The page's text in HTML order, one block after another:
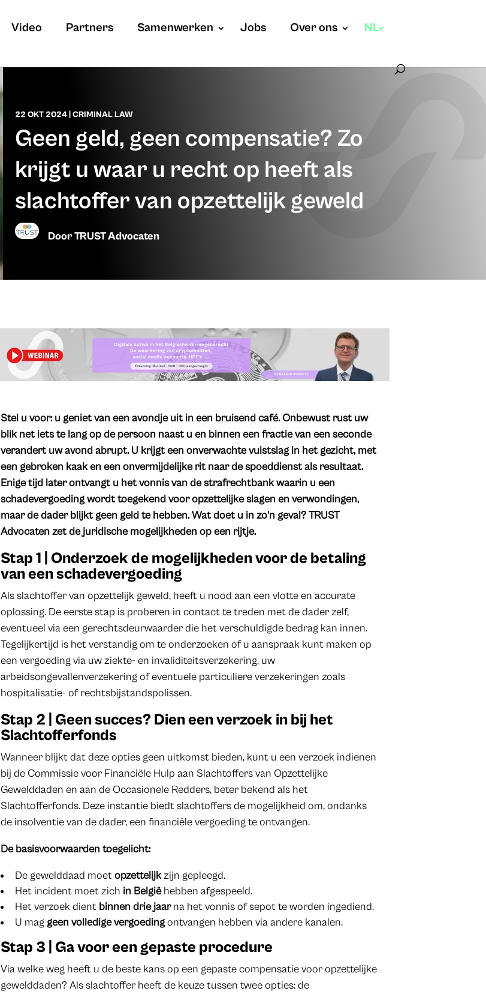
Video Partners Samenwerken Jobs Over ons NL
22 OKT 2024| CRIMINAL LAW
Geen geld, geen compensatie? Zo
krijgt u waar u recht op heeft als
slachtoffer van opzettelijk geweld
DoorTRUST Advocaten
Stel u voor: u geniet van een avondje uit in een bruisend café. Onbewust rust uw
blik net iets te lang op de persoon naast u en binnen een fractie van een seconde
verandert uw avond abrupt. U krijgt een onverwachte vuistslag in het gezicht, met
een gebroken kaak en een onvermijdelijke rit naar de spoeddienst als resultaat.
Enige tijd later ontvangt u het vonnis van de strafrechtbank waarin u een
schadevergoeding wordt toegekend voor opzettelijke slagen en verwondingen,
maar de dader blijkt geen geld te hebben. Wat doet u in zo'n geval? TRUST
Advocaten zet de juridische mogelijkheden op een rijtje.
Stap 1 | Onderzoek de mogelijkheden voor de betaling
van een schadevergoeding
Als slachtoffer van opzettelijk geweld, heeft u nood aan een vlotte en accurate
oplossing. De eerste stap is proberen in contact te treden met de dader zelf,
eventueel via een gerechtsdeurwaarder die het verschuldigde bedrag kan innen.
Tegelijkertijd is het verstandig om te onderzoeken of u aanspraak kunt maken op
een vergoeding via uw ziekte- en invaliditeitsverzekering, uw
arbeidsongevallenverzekering of eventuele particuliere verzekeringen zoals
hospitalisatie- of rechtsbijstandspolissen.
Stap 2 | Geen succes? Dien een verzoek in bij het
Slachtofferfonds
Wanneer blijkt dat deze opties geen uitkomst bieden, kunt u een verzoek indienen
bij de Commissie voor Financiële Hulp aan Slachtoffers van Opzettelijke
Gewelddaden en aan de Occasionele Redders, beter bekend als het
Slachtofferfonds. Deze instantie biedt slachtoffers de mogelijkheid om, ondanks
de insolventie van de dader, een financiële vergoeding te ontvangen.
De basisvoorwaarden toegelicht:
De gewelddaad moetopzettelijkzijn gepleegd.
Het incident moet zich in Belgiëhebben afgespeeld.
Het verzoek dient binnen drie jaarna het vonnis of sepot te worden ingediend.
U mag geen volledige vergoedingontvangen hebben via andere kanalen.
Stap 3 | Ga voor een gepaste procedure
Via welke weg heeft u de beste kans op een gepaste compensatie voor opzettelijke
gewelddaden? Als slachtoffer heeft de keuze tussen twee opties: de